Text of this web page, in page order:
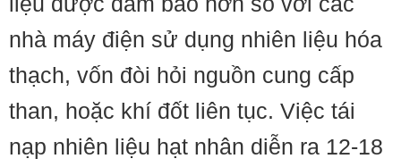
nhà máy điện sử dụng nhiên liệu hóa
thạch, vốn đòi hỏi nguồn cung cấp
than, hoặc khí đốt liên tục. Việc tái
nạp nhiên liệu hạt nhân diễn ra 12-18